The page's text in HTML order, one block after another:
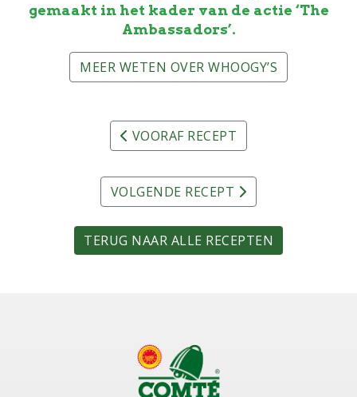
gemaakt in het kader van de actie ‘The
Ambassadors’.
MEER WETEN OVER WHOOGY’S
VOORAF RECEPT
VOLGENDE RECEPT
TERUG NAAR ALLE RECEPTEN